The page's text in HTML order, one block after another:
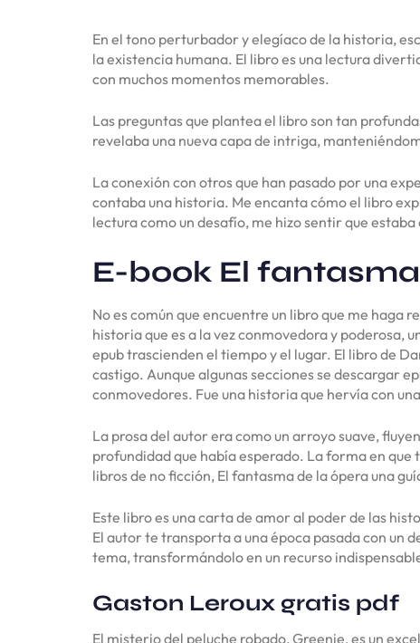
En el tono perturbador y elegíaco de la historia,
la existencia humana. El libro es una lectura
con muchos momentos memorables.
Las preguntas que plantea el libro son tan
revelaba una nueva capa de intriga,
La conexión con otros que han pasado por una
contaba una historia. Me encanta cómo el libro
lectura como un desafío, me hizo sentir que
E-book El
No es común que encuentre un libro que me
historia que es a la vez conmovedora y
epub trascienden el tiempo y el lugar. El libro de
castigo. Aunque algunas secciones se descargar
conmovedores. Fue una historia que hervía con
La prosa del autor era como un arroyo suave,
profundidad que había esperado. La forma en que
libros de no ficción, El fantasma de la ópera una
Este libro es una carta de amor al poder de las
El autor te transporta a una época pasada con un
tema, transformándolo en un recurso
Gaston Leroux gratis pdf
El misterio del peluche robado, Greenie, es un